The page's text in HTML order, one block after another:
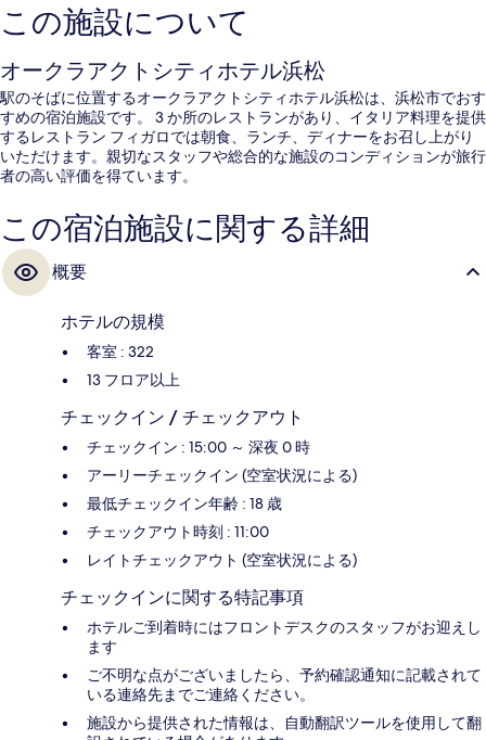
この施設について
オークラアクトシティホテル浜松
駅のそばに位置するオークラアクトシティホテル浜松は、浜松市でおす
すめの宿泊施設です。 3 か所のレストランがあり、イタリア料理を提供
するレストラン フィガロでは朝食、ランチ、ディナーをお召し上がり
いただけます。親切なスタッフや総合的な施設のコンディションが旅行
者の高い評価を得ています。
この宿泊施設に関する詳細
概要
ホテルの規模
客室 : 322
13 フロア以上
チェックイン / チェックアウト
チェックイン : 15:00 ～ 深夜 0 時
アーリーチェックイン (空室状況による)
最低チェックイン年齢 : 18 歳
チェックアウト時刻 : 11:00
レイトチェックアウト (空室状況による)
チェックインに関する特記事項
ホテルご到着時にはフロントデスクのスタッフがお迎えし
ます
ご不明な点がございましたら、予約確認通知に記載されて
いる連絡先までご連絡ください。
施設から提供された情報は、自動翻訳ツールを使用して翻